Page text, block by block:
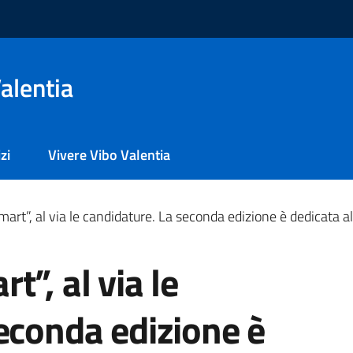
Vivere Vibo Valentia
al via le candidature. La seconda edizione è dedicata
al via le
edizione è